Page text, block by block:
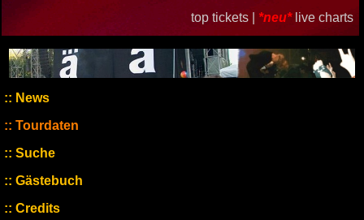
top tickets | *neu* live charts
News
Tourdaten
Suche
Gästebuch
Credits